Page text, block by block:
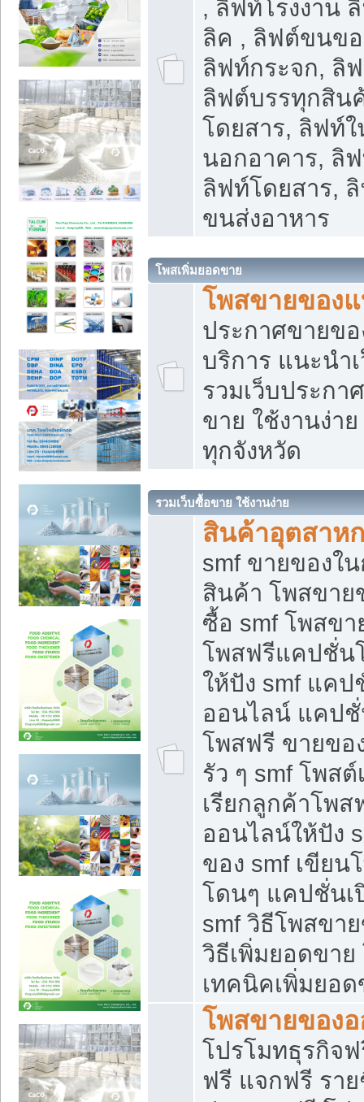
, ลิฟท์โรงงาน
ลิค , ลิฟต์ขนข
ลิฟท์กระจก, ลิ
ลิฟต์บรรทุกสิน
โดยสาร, ลิฟท์
นอกอาคาร, ลิ
ลิฟท์โดยสาร,
ขนส่งอาหาร
โพสเพิ่มยอดขาย
โพสขายของ
ประกาศขายข
บริการ แนะนำ
รวมเว็บประกา
ขาย ใช้งานง่า
ทุกจังหวัด
รวมเว็บซื้อขาย ใช้งานง่าย
สินค้าอุตสาห
smf ขายของใ
สินค้า โพสขาย
ซื้อ smf โพสข
โพสฟรีแคปชั่น
ให้ปัง smf แค
ออนไลน์ แคป
โพสฟรี ขายขอ
รัว ๆ smf โพส
เรียกลูกค้าโพส
ออนไลน์ให้ปัง
ของ smf เขียน
โดนๆ แคปชั่นเ
smf วิธีโพสขา
วิธีเพิ่มยอดขาย
เทคนิคเพิ่มยอด
โพสขายของ
โปรโมทธุรกิจ
ฟรี แจกฟรี ราย